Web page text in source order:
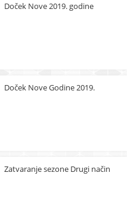
Doček Nove 2019. godine
Doček Nove Godine 2019.
Zatvaranje sezone Drugi način